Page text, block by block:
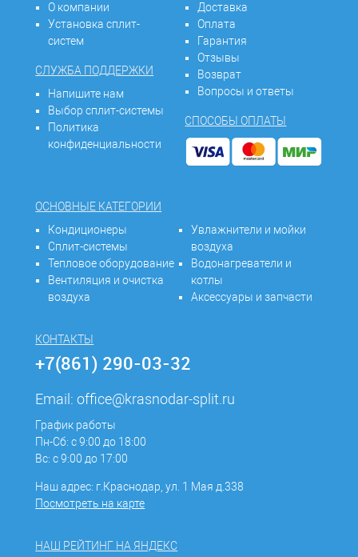
О компании
Установка сплит-
систем
СЛУЖБА ПОДДЕРЖКИ
Напишите нам
Выбор сплит-системы
Политика
конфиденциальности
Доставка
Оплата
Гарантия
Отзывы
Возврат
Вопросы и ответы
СПОСОБЫ ОПЛАТЫ
ОСНОВНЫЕ КАТЕГОРИИ
Кондиционеры
Сплит-системы
Тепловое оборудование
Вентиляция и очистка
воздуха
Увлажнители и мойки
воздуха
Водонагреватели и
котлы
Аксессуары и запчасти
КОНТАКТЫ
+7(861) 290-03-32
Email:office@krasnodar-split.ru
График работы
Пн-Сб: с 9:00 до 18:00
Вс: с 9:00 до 17:00
Наш адрес: г.Краснодар, ул. 1 Мая д.338
Посмотреть на карте
НАШ РЕЙТИНГ НА ЯНДЕКС